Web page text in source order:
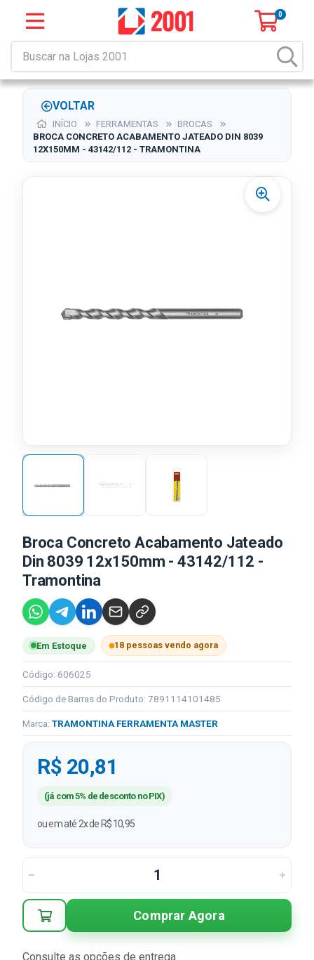
0
VOLTAR
INÍCIO FERRAMENTAS
BROCAS
BROCA CONCRETO ACABAMENTO JATEADO DIN 8039
12X150MM - 43142/112 - TRAMONTINA
Broca Concreto Acabamento Jateado
Din 8039 12x150mm - 43142/112 -
Tramontina
Em Estoque 18 pessoas vendo agora
Código: 606025
Código de Barras do Produto: 7891114101485
Marca: TRAMONTINA FERRAMENTA MASTER
R$ 20,81
(já com 5% de desconto no PIX)
ou em até 2x de R$ 10,95
Comprar Agora
Consulte as opções de entrega